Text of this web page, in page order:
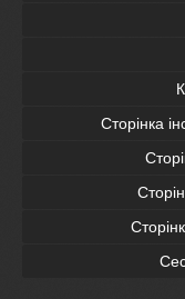
Сторінка